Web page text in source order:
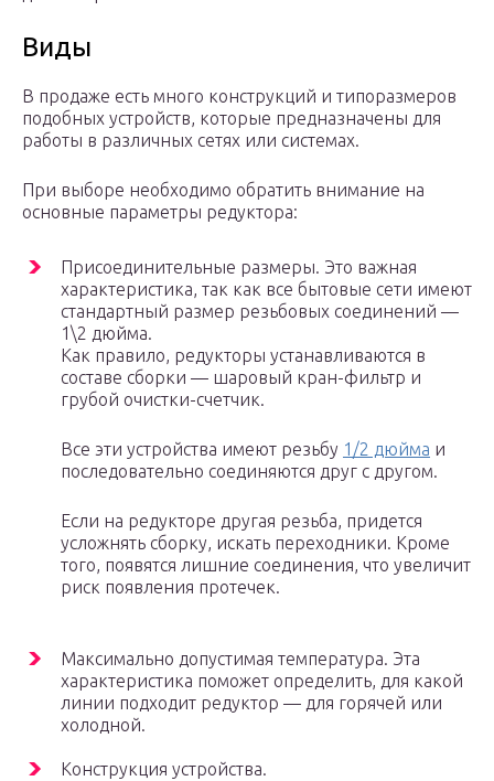
Виды
В продаже есть много конструкций и типоразмеров
подобных устройств, которые предназначены для
работы в различных сетях или системах.
При выборе необходимо обратить внимание на
основные параметры редуктора:
Присоединительные размеры. Это важная
характеристика, так как все бытовые сети имеют
стандартный размер резьбовых соединений —
1\2 дюйма.
Как правило, редукторы устанавливаются в
составе сборки — шаровый кран-фильтр и
грубой очистки-счетчик.
Все эти устройства имеют резьбу 1/2 дюйма и
последовательно соединяются друг с другом.
Если на редукторе другая резьба, придется
усложнять сборку, искать переходники. Кроме
того, появятся лишние соединения, что увеличит
риск появления протечек.
Максимально допустимая температура. Эта
характеристика поможет определить, для какой
линии подходит редуктор — для горячей или
холодной.
Конструкция устройства.